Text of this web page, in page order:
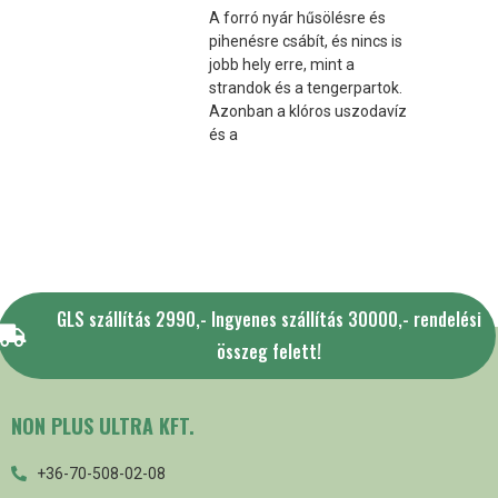
A forró nyár hűsölésre és
pihenésre csábít, és nincs is
jobb hely erre, mint a
strandok és a tengerpartok.
Azonban a klóros uszodavíz
és a
GLS szállítás 2990,- Ingyenes szállítás 30000,- rendelési
összeg felett!
NON PLUS ULTRA KFT.
+36-70-508-02-08